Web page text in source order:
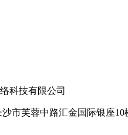
科技有限公司
沙市芙蓉中路汇金国际银座10